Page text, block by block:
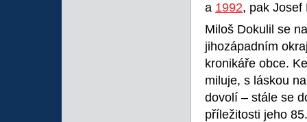
a 1992, pak Josef
Miloš Dokulil se
jihozápadním
kronikáře obce.
miluje, s láskou
dovolí – stále se
příležitosti jeho